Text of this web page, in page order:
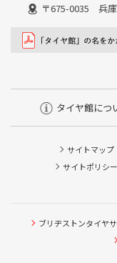
〒675-0035 兵
タイヤ館につ
サイトマップ
サイトポリシー
ブリヂストンタイヤ
タイヤ点検・安
ピット作業の予約